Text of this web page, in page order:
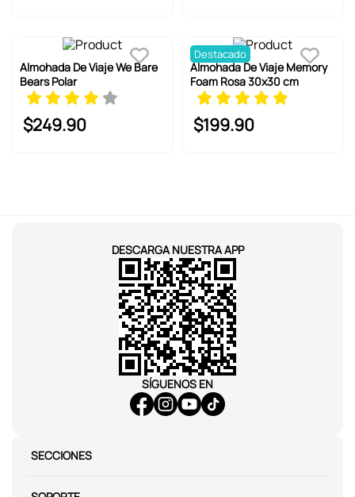
Almohada De Viaje We Bare
Bears Polar
$249.90
Destacado
Almohada De Viaje Memory
Foam Rosa 30x30 cm
$199.90
DESCARGA NUESTRA APP
SÍGUENOS EN
SECCIONES